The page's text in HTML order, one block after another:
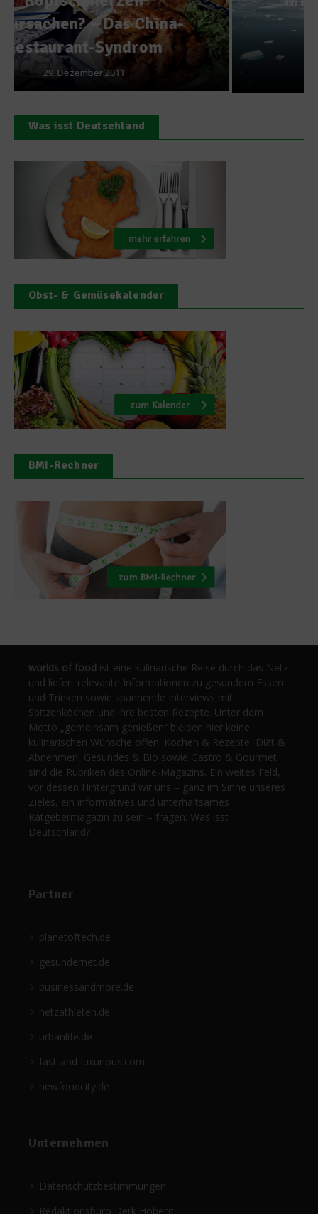
(ewigen?) Eis
15. Januar 2024
Was isst Deutschland
Obst- & Gemüsekalender
BMI-Rechner
worlds of food ist eine kulinarische Reise durch das Netz
und liefert relevante Informationen zu gesundem Essen
und Trinken sowie spannende Interviews mit
Spitzenköchen und ihre besten Rezepte. Unter dem
Motto „gemeinsam genießen“ bleiben hier keine
kulinarischen Wünsche offen. Kochen & Rezepte, Diät &
Abnehmen, Gesundes & Bio sowie Gastro & Gourmet
sind die Rubriken des Online-Magazins. Ein weites Feld,
vor dessen Hintergrund wir uns – ganz im Sinne unseres
Zieles, ein informatives und unterhaltsames
Ratgebermagazin zu sein – fragen: Was isst
Deutschland?
Partner
planetoftech.de
gesündernet.de
businessandmore.de
netzathleten.de
urbanlife.de
fast-and-luxurious.com
newfoodcity.de
Unternehmen
Datenschutzbestimmungen
Redaktionsbüro Derk Hoberg